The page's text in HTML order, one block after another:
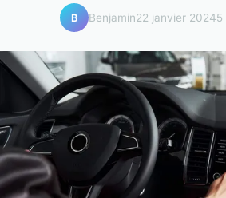
B Benjamin22 janvier 20245